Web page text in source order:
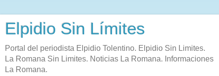
Elpidio Sin Límites
Portal del periodista Elpidio Tolentino. Elpidio Sin Limites.
La Romana Sin Limites. Noticias La Romana. Informaciones
La Romana.